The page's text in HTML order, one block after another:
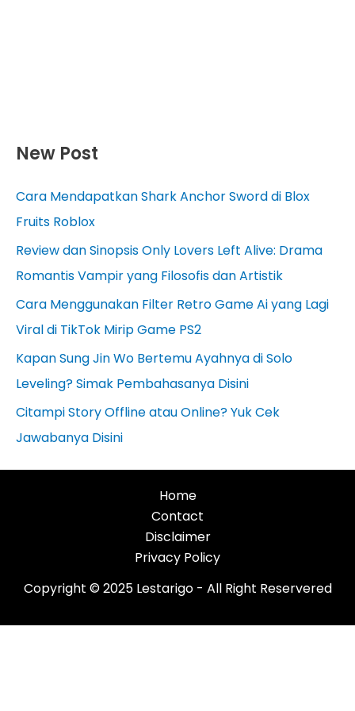
New Post
Cara Mendapatkan Shark Anchor Sword di Blox
Fruits Roblox
Review dan Sinopsis Only Lovers Left Alive: Drama
Romantis Vampir yang Filosofis dan Artistik
Cara Menggunakan Filter Retro Game Ai yang Lagi
Viral di TikTok Mirip Game PS2
Kapan Sung Jin Wo Bertemu Ayahnya di Solo
Leveling? Simak Pembahasanya Disini
Citampi Story Offline atau Online? Yuk Cek
Jawabanya Disini
Home
Contact
Disclaimer
Privacy Policy
Copyright © 2025 Lestarigo - All Right Reservered